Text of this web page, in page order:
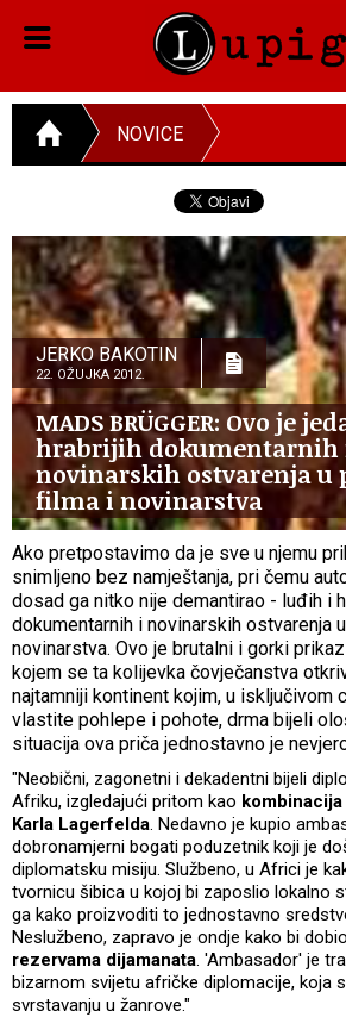
NOVICE
JERKO BAKOTIN
22. OŽUJKA 2012.
MADS BRÜGGER: Ovo je
hrabrijih dokumentarnih
novinarskih ostvarenja u
filma i novinarstva
Ako pretpostavimo da je sve u njemu
snimljeno bez namještanja, pri čemu
dosad ga nitko nije demantirao - luđih i
dokumentarnih i novinarskih ostvarenja
novinarstva. Ovo je brutalni i gorki
kojem se ta kolijevka čovječanstva
najtamniji kontinent kojim, u isključivom
vlastite pohlepe i pohote, drma bijeli
situacija ova priča jednostavno je
"Neobični, zagonetni i dekadentni bijeli
Afriku, izgledajući pritom kao
Karla Lagerfelda. Nedavno je kupio
dobronamjerni bogati poduzetnik koji je
diplomatsku misiju. Službeno, u Africi je
tvornicu šibica u kojoj bi zaposlio lokalno
ga kako proizvoditi to jednostavno
Neslužbeno, zapravo je ondje kako bi
rezervama dijamanata. 'Ambasador' je
bizarnom svijetu afričke diplomacije, koja
svrstavanju u žanrove."